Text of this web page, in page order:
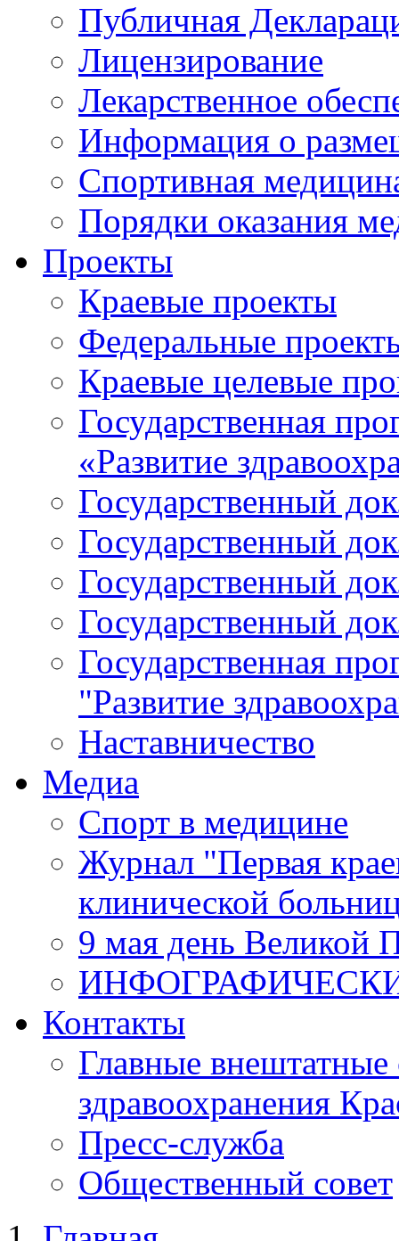
Публичная
Лицензирование
Лекарственное
Информация о
Спортивная
Порядки оказания
Проекты
Краевые проекты
Федеральные
Краевые целевые
Государственная
«Развитие
Государственный
Государственный
Государственный
Государственный
Государственная
"Развитие
Наставничество
Медиа
Спорт в медицине
Журнал "Первая
клинической
9 мая день Великой
Контакты
Главные внештатные
здравоохранения
Пресс-служба
Общественный совет